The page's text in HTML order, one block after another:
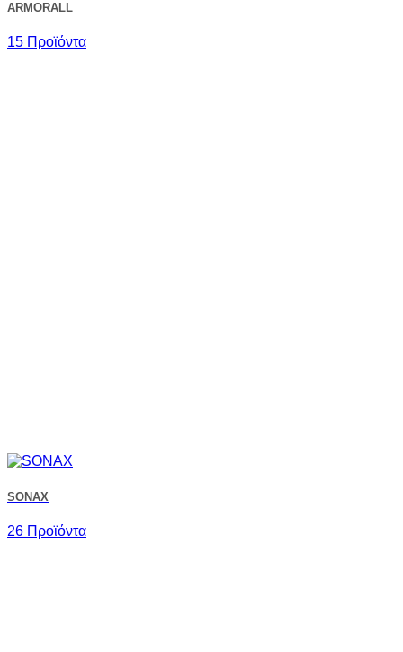
ARMORALL
15 Προϊόντα
SONAX
26 Προϊόντα